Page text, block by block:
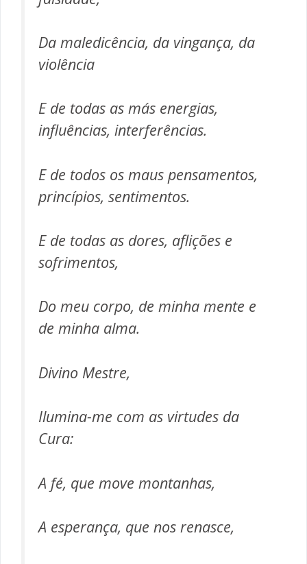
Da maledicência, da vingança, da
violência
E de todas as más energias,
influências, interferências.
E de todos os maus pensamentos,
princípios, sentimentos.
E de todas as dores, aflições e
sofrimentos,
Do meu corpo, de minha mente e
de minha alma.
Divino Mestre,
Ilumina-me com as virtudes da
Cura:
A fé, que move montanhas,
A esperança, que nos renasce,